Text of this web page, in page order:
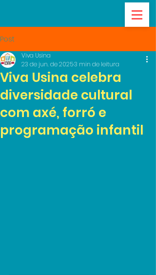
Post
Viva Usina celebra
diversidade cultural
com axé, forró e
programação infantil
Viva Usina
23 de jun. de 20253 min de leitura